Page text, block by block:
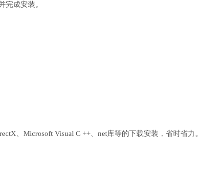
完成安装。
、Microsoft Visual C ++、net库等的下载安装，省时省力。